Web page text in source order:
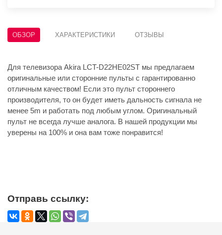
ОБЗОР ХАРАКТЕРИСТИКИ ОТЗЫВЫ
Для телевизора Akira LCT-D22HE02ST мы предлагаем
оригинальные или сторонние пульты с гарантированно
отличным качеством! Если это пульт стороннего
производителя, то он будет иметь дальность сигнала не
менее 5m и работать под любым углом. Оригинальный
пульт не всегда лучше аналога. В нашей продукции мы
уверены на 100% и она вам тоже понравится!
Отправь ссылку: